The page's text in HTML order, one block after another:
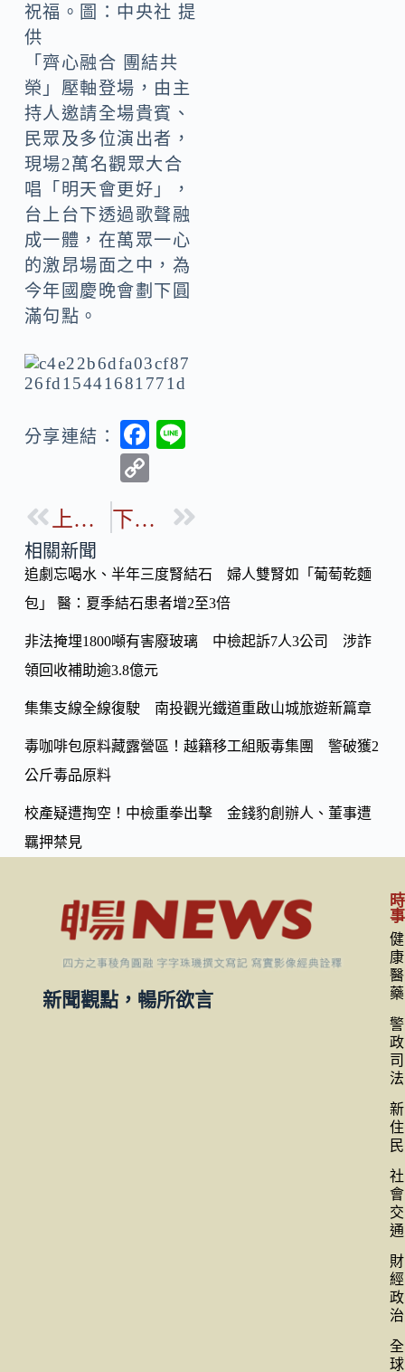
祝福。圖：中央社 提
供
「齊心融合 團結共
榮」壓軸登場，由主
持人邀請全場貴賓、
民眾及多位演出者，
現場2萬名觀眾大合
唱「明天會更好」，
台上台下透過歌聲融
成一體，在萬眾一心
的激昂場面之中，為
今年國慶晚會劃下圓
滿句點。
分享連結：
F
b
o
k
p
Li
n
k
上一篇 下一篇
相關新聞
追劇忘喝水、半年三度腎結石 婦人雙腎如「葡萄乾麵
包」 醫：夏季結石患者增2至3倍
非法掩埋1800噸有害廢玻璃 中檢起訴7人3公司 涉詐
領回收補助逾3.8億元
集集支線全線復駛 南投觀光鐵道重啟山城旅遊新篇章
毒咖啡包原料藏露營區！越籍移工組販毒集團 警破獲2
公斤毒品原料
校產疑遭掏空！中檢重拳出擊 金錢豹創辦人、董事遭
羈押禁見
新聞觀點，暢所欲言
時
事
健
康
醫
藥
警
政
司
法
新
住
民
社
會
交
通
財
經
政
治
全
球